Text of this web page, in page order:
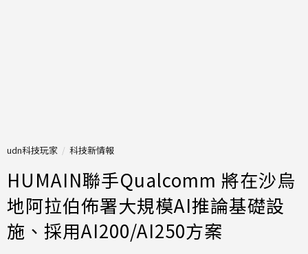
udn科技玩家 科技新情報
HUMAIN聯手Qualcomm 將在沙烏
地阿拉伯佈署大規模AI推論基礎設
施、採用AI200/AI250方案